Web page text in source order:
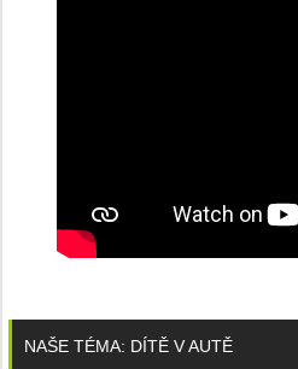
NAŠE TÉMA: DÍTĚ V AUTĚ